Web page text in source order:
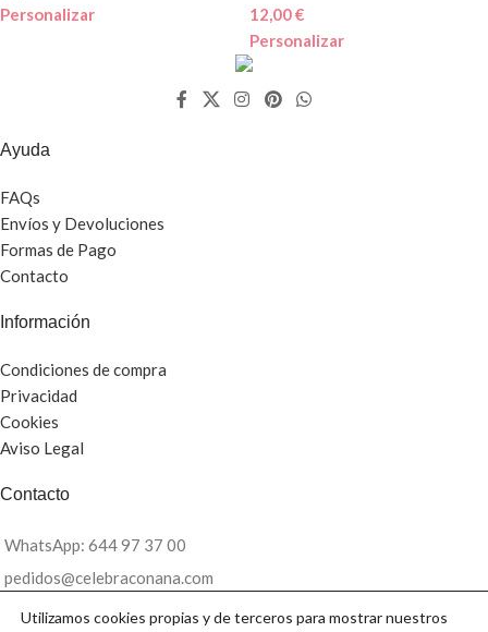
Personalizar
12,00€
Personalizar
Ayuda
FAQs
Envíos y Devoluciones
Formas de Pago
Contacto
Información
Condiciones de compra
Privacidad
Cookies
Aviso Legal
Contacto
WhatsApp: 644 97 37 00
pedidos@celebraconana.com
Utilizamos cookies propias y de terceros para mostrar nuestros